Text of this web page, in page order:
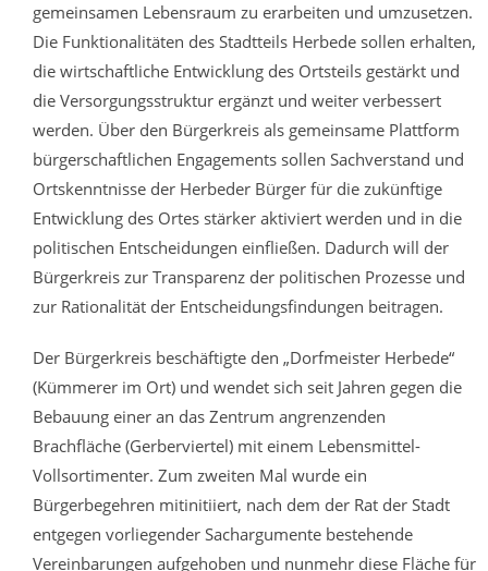
gemeinsamen Lebensraum zu erarbeiten und umzusetzen.
Die Funktionalitäten des Stadtteils Herbede sollen erhalten,
die wirtschaftliche Entwicklung des Ortsteils gestärkt und
die Versorgungsstruktur ergänzt und weiter verbessert
werden. Über den Bürgerkreis als gemeinsame Plattform
bürgerschaftlichen Engagements sollen Sachverstand und
Ortskenntnisse der Herbeder Bürger für die zukünftige
Entwicklung des Ortes stärker aktiviert werden und in die
politischen Entscheidungen einfließen. Dadurch will der
Bürgerkreis zur Transparenz der politischen Prozesse und
zur Rationalität der Entscheidungsfindungen beitragen.
Der Bürgerkreis beschäftigte den „Dorfmeister Herbede“
(Kümmerer im Ort) und wendet sich seit Jahren gegen die
Bebauung einer an das Zentrum angrenzenden
Brachfläche (Gerberviertel) mit einem Lebensmittel-
Vollsortimenter. Zum zweiten Mal wurde ein
Bürgerbegehren mitinitiiert, nach dem der Rat der Stadt
entgegen vorliegender Sachargumente bestehende
Vereinbarungen aufgehoben und nunmehr diese Fläche für